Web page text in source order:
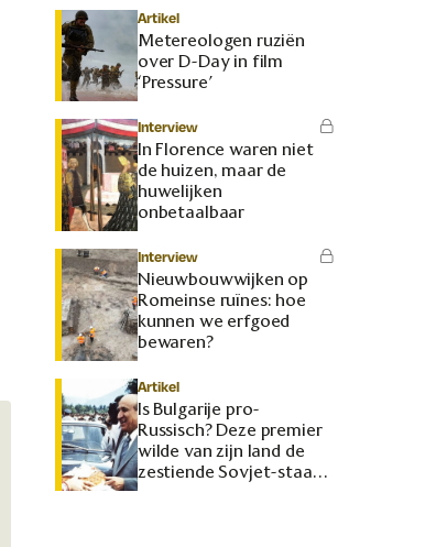
Artikel
Metereologen ruziën
over D-Day in film
‘Pressure’
Interview
In Florence waren niet
de huizen, maar de
huwelijken
onbetaalbaar
Interview
Nieuwbouwwijken op
Romeinse ruïnes: hoe
kunnen we erfgoed
bewaren?
Artikel
Is Bulgarije pro-
Russisch? Deze premier
wilde van zijn land de
zestiende Sovjet-staat
maken